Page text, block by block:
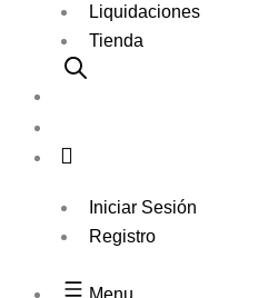
Liquidaciones
Tienda
Iniciar Sesión
Registro
Menu